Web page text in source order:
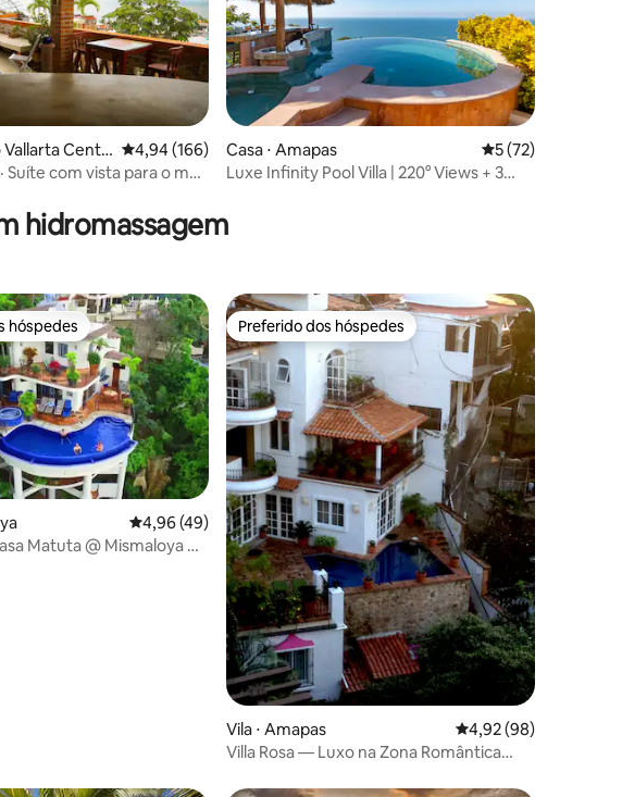
de 5, 186 avaliações
Vallarta Centr
4,94 de uma avaliação média de 5, 166 avaliações
4,94 (166)
Suíte com vista para o mar
Casa ⋅ Amapas 5 de uma
5 (72)
Luxe Infinity Pool Villa | 220° Views + 3
hidromassagem
de 5, 10 avaliações
hóspedes
hóspedes
4,96 de uma avaliação média de 5, 49 avaliações
4,96 (49)
Matuta @ Mismaloya —
Preferido dos hóspedes
Preferido dos hóspedes
Vila ⋅ Amapas 4,92 de uma
4,92 (98)
Villa Rosa — Luxo na Zona Romântica